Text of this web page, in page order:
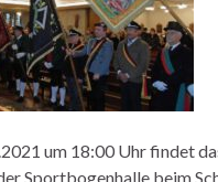
um 18:00 Uhr findet
Sportbogenhalle beim